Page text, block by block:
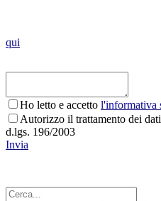
qui
Ho letto e accetto l'informativa
Autorizzo il trattamento dei
d.lgs. 196/2003
Invia